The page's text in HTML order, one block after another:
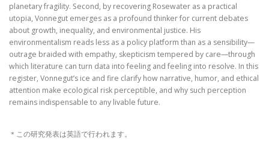
planetary fragility. Second, by recovering Rosewater as a practical
utopia, Vonnegut emerges as a profound thinker for current debates
about growth, inequality, and environmental justice. His
environmentalism reads less as a policy platform than as a sensibility—
outrage braided with empathy, skepticism tempered by care—through
which literature can turn data into feeling and feeling into resolve. In this
register, Vonnegut’s ice and fire clarify how narrative, humor, and ethical
attention make ecological risk perceptible, and why such perception
remains indispensable to any livable future.
＊この研究発表は英語で行われます。